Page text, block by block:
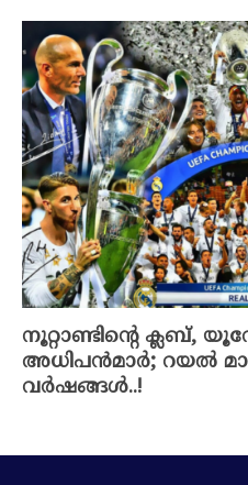
നൂറ്റാണ്ടിന്റെ ക്ലബ്,
അധിപൻമാർ; റയൽ
വർഷങ്ങൾ..!